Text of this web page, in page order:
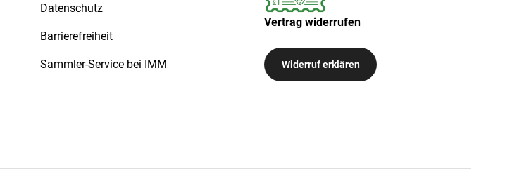
Datenschutz
Barrierefreiheit
Sammler-Service bei IMM
Vertrag widerrufen
Widerruf erklären